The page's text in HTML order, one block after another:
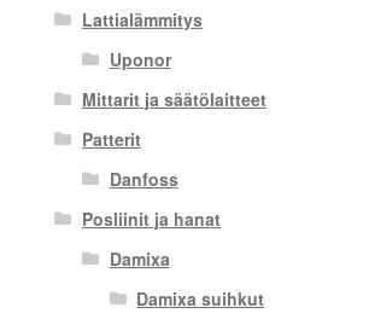
Lattialämmitys
Uponor
Mittarit ja säätölaitteet
Patterit
Danfoss
Posliinit ja hanat
Damixa
Damixa suihkut